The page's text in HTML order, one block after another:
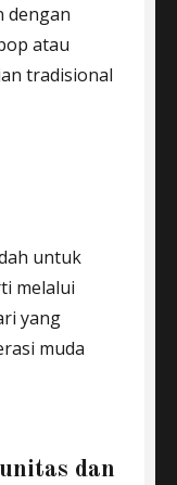
dengan
atau
tradisional
untuk
melalui
yang
muda
dan